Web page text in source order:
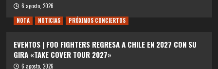
6 agosto, 2026
NOTA
NOTICIAS PRÓXIMOS CONCIERTOS
EVENTOS | FOO FIGHTERS REGRESA A CHILE EN 2027 CON SU
GIRA «TAKE COVER TOUR 2027»
6 agosto, 2026